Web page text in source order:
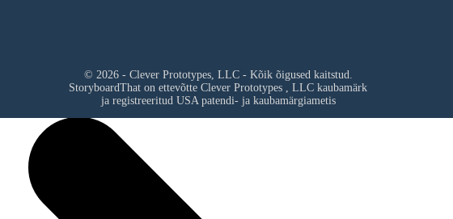
© 2026 - Clever Prototypes, LLC - Kõik õigused kaitstud.
StoryboardThat on ettevõtte Clever Prototypes , LLC kaubamärk
ja registreeritud USA patendi- ja kaubamärgiametis